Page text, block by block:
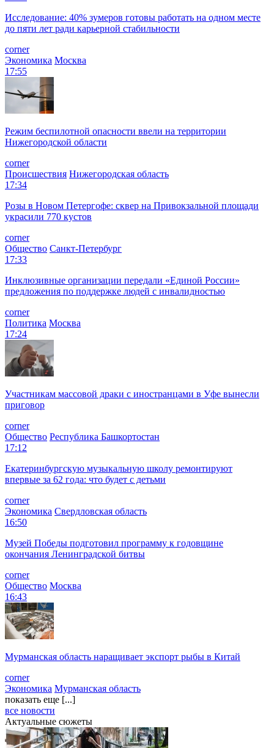
Исследование: 40% зумеров готовы работать на одном месте
до пяти лет ради карьерной стабильности
corner
Экономика Москва
17:55
Режим беспилотной опасности ввели на территории
Нижегородской области
corner
Происшествия Нижегородская область
17:34
Розы в Новом Петергофе: сквер на Привокзальной площади
украсили 770 кустов
corner
Общество Санкт-Петербург
17:33
Инклюзивные организации передали «Единой России»
предложения по поддержке людей с инвалидностью
corner
Политика Москва
17:24
Участникам массовой драки с иностранцами в Уфе вынесли
приговор
corner
Общество Республика Башкортостан
17:12
Екатеринбургскую музыкальную школу ремонтируют
впервые за 62 года: что будет с детьми
corner
Экономика Свердловская область
16:50
Музей Победы подготовил программу к годовщине
окончания Ленинградской битвы
corner
Общество Москва
16:43
Мурманская область наращивает экспорт рыбы в Китай
corner
Экономика Мурманская область
показать еще [...]
все новости
Актуальные сюжеты